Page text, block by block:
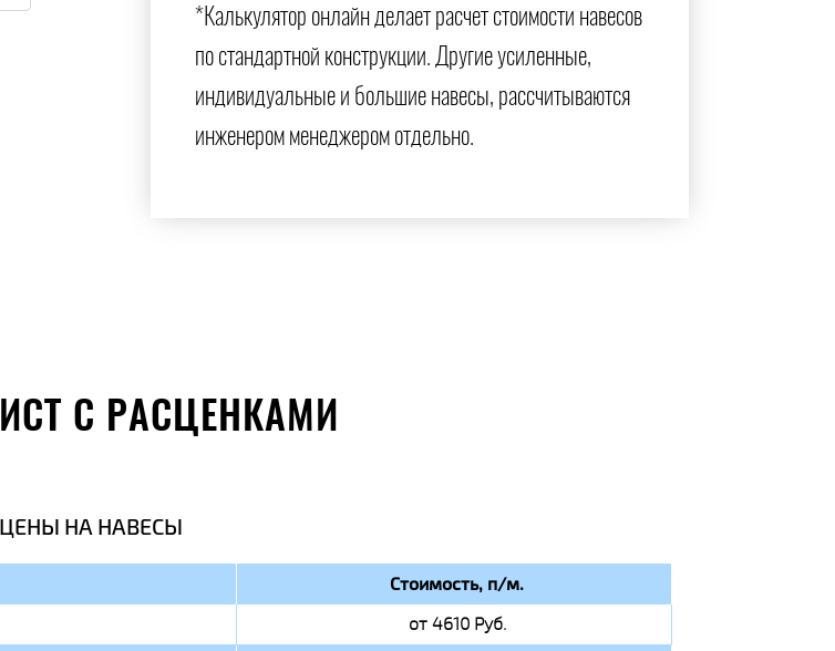
*Калькулятор онлайн делает расчет стоимости навесов
по стандартной конструкции. Другие усиленные,
индивидуальные и большие навесы, рассчитываются
инженером менеджером отдельно.
С РАСЦЕНКАМИ
ЦЕНЫ НА НАВЕСЫ
Стоимость, п/м.
от 4610 Руб.